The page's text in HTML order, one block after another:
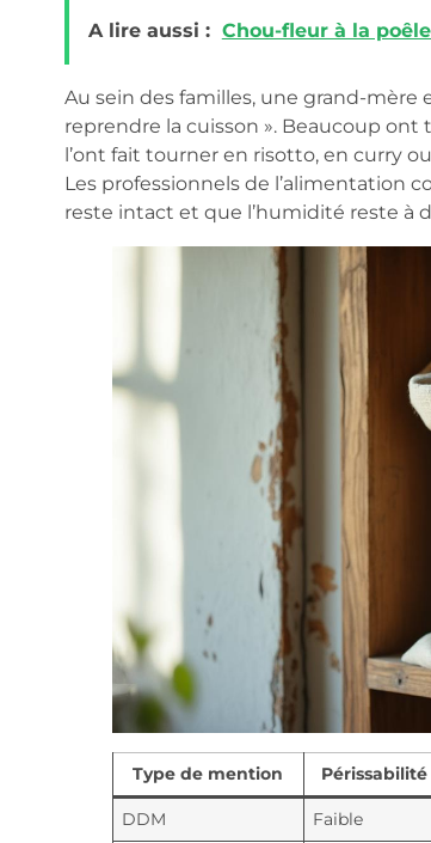
A lire aussi : Chou-fleur à la
Au sein des familles, une grand-
reprendre la cuisson ». Beaucoup ont
l’ont fait tourner en risotto, en curry
Les professionnels de l’alimentation
reste intact et que l’humidité reste à
Type de mention Périssabilité
DDM Faible